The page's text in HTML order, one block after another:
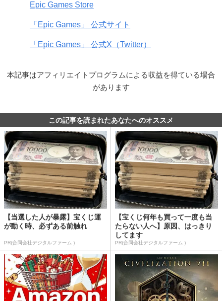
Epic Games Store
「Epic Games」 公式サイト
「Epic Games」 公式X（Twitter）
本記事はアフィリエイトプログラムによる収益を得ている場合
があります
この記事を読まれたあなたへのオススメ
【当選した人が暴露】宝くじ運
が動く時、必ずある前触れ
PR(合同会社デジタルファーム )
【宝くじ何年も買って一度も当
たらない人へ】原因、はっきり
してます
PR(合同会社デジタルファーム )